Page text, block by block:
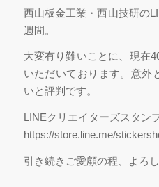
西山板金工業・西山技研の
週間。
大変有り難いことに、現在
いただいております。意外
いと評判です。
LINEクリエイターズスタン
https://store.line.me/
引き続きご愛顧の程、よろ